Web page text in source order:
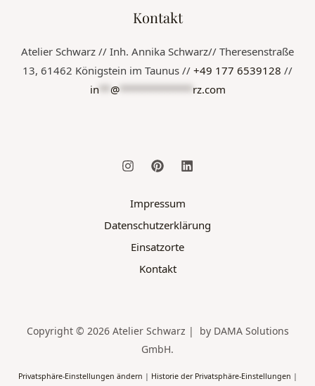
Kontakt
Atelier Schwarz // Inh. Annika Schwarz// Theresenstraße
13, 61462 Königstein im Taunus // +49 177 6539128 //
in ** @************* rz.com
Impressum
Datenschutzerklärung
Einsatzorte
Kontakt
Copyright © 2026 Atelier Schwarz | by DAMA Solutions
GmbH.
Privatsphäre-Einstellungen ändern | Historie der Privatsphäre-Einstellungen |